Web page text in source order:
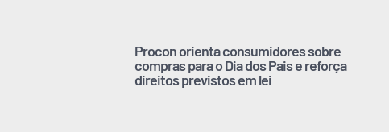
Procon orienta consumidores sobre
compras para o Dia dos Pais e reforça
direitos previstos em lei